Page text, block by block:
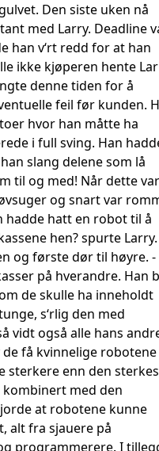
Den siste uken nå
med Larry. Deadline
han v‘rt redd for at han
ikke kjøperen hente
denne tiden for å
feil før kunden.
hvor han måtte ha
i full sving. Han
slang delene som lå
til og med! Når dette var
og snart var
hadde hatt en robot til å
hen? spurte
og første dør til høyre. -
på hverandre. Han
de skulle ha inneholdt
s‘rlig den med
vidt også alle hans
få kvinnelige robotene
sterkere enn den
med den
at robotene kunne
alt fra sjauere på
programmerere. I